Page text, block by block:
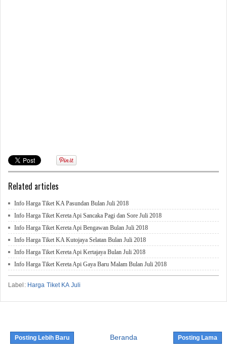
Related articles
Info Harga Tiket KA Pasundan Bulan Juli 2018
Info Harga Tiket Kereta Api Sancaka Pagi dan Sore Juli 2018
Info Harga Tiket Kereta Api Bengawan Bulan Juli 2018
Info Harga Tiket KA Kutojaya Selatan Bulan Juli 2018
Info Harga Tiket Kereta Api Kertajaya Bulan Juli 2018
Info Harga Tiket Kereta Api Gaya Baru Malam Bulan Juli 2018
Label: Harga Tiket KA Juli
Posting Lebih Baru Posting Lama
Beranda